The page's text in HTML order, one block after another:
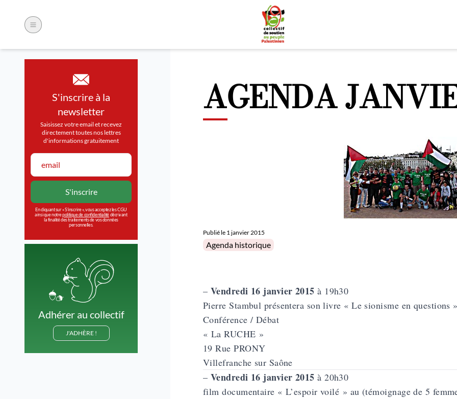
S'inscrire à la
newsletter
Saisissez votre email et recevez
directement toutes nos lettres
d'informations gratuitement
En cliquant sur « S’inscrire », vous acceptez les CGU
ainsi que notrepolitique de confidentialitédécrivant
la finalité des traitements de vos données
personnelles.
Adhérer au collectif
J'ADHÈRE !
AGENDA
Publié le 1 janvier 2015
Posted in
Agenda historique
– Vendredi 16 janvier 2015à 19h30
Pierre Stambul présentera son livre « Le sionisme en questions »
Conférence / Débat
« La RUCHE »
19 Rue PRONY
Villefranche sur Saône
– Vendredi 16 janvier 2015 à 20h30
film documentaire « L’espoir voilé » au (témoignage de 5